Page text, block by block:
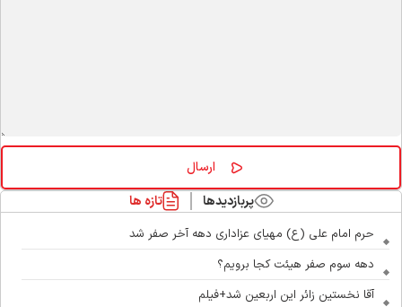
پربازدیدها تازه ها
حرم امام علی (ع) مهیای عزاداری دهه آخر صفر شد
دهه سوم صفر هیئت کجا برویم؟
آقا نخستین زائر این اربعین شد+فیلم